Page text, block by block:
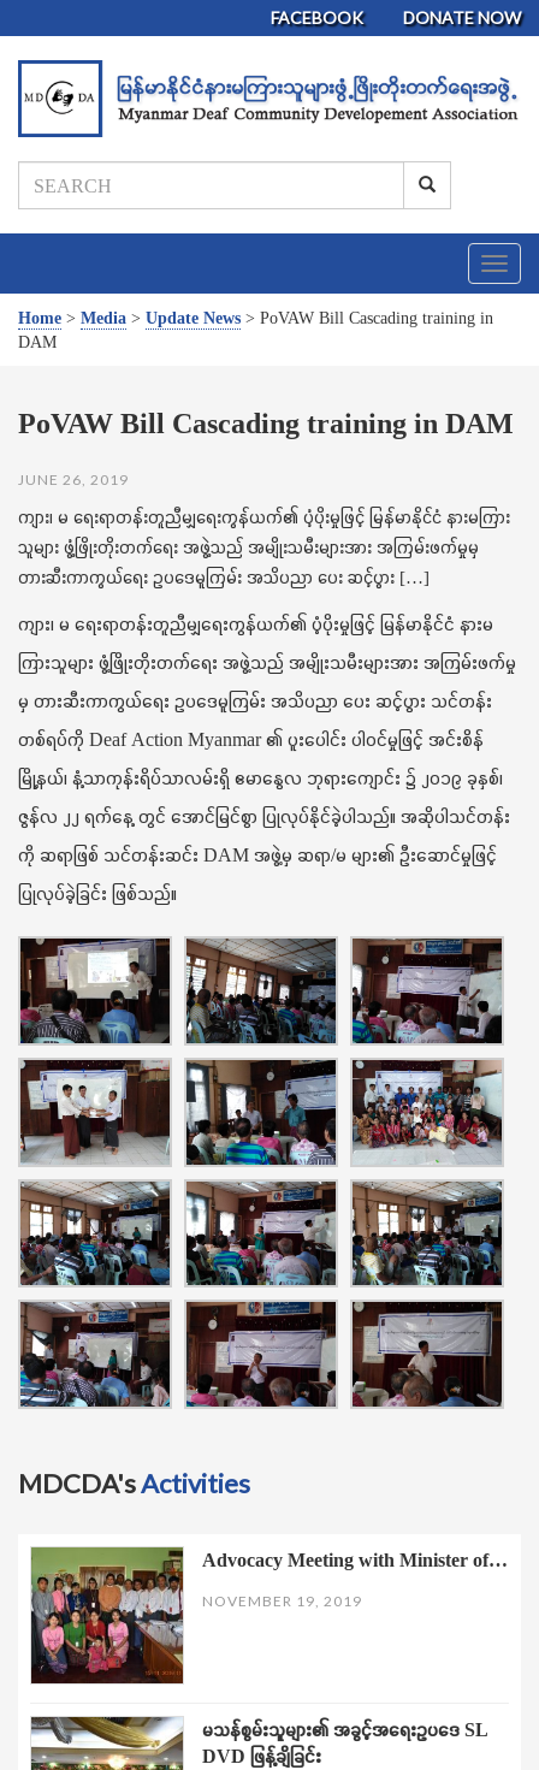
FACEBOOK DONATE NOW
T
o
n
a
g
a
Home > Media > Update News > PoVAW Bill Cascading training in
DAM
PoVAW Bill Cascading training in DAM
JUNE 26, 2019
ကျား၊ မ ရေးရာတန်းတူညီမျှရေးကွန်ယက်၏ ပံ့ပိုးမှုဖြင့် မြန်မာနိုင်ငံ နားမကြား
သူများ ဖွံ့ဖြိုးတိုးတက်ရေး အဖွဲ့သည် အမျိုးသမီးများအား အကြမ်းဖက်မှုမှ
တားဆီးကာကွယ်ရေး ဥပဒေမူကြမ်း အသိပညာ ပေး ဆင့်ပွား […]
ကျား၊ မ ရေးရာတန်းတူညီမျှရေးကွန်ယက်၏ ပံ့ပိုးမှုဖြင့် မြန်မာနိုင်ငံ နားမ
ကြားသူများ ဖွံ့ဖြိုးတိုးတက်ရေး အဖွဲ့သည် အမျိုးသမီးများအား အကြမ်းဖက်မှု
မှ တားဆီးကာကွယ်ရေး ဥပဒေမူကြမ်း အသိပညာ ပေး ဆင့်ပွား သင်တန်း
တစ်ရပ်ကို Deaf Action Myanmar ၏ ပူးပေါင်း ပါဝင်မှုဖြင့် အင်းစိန်
မြို့နယ်၊ နံ့သာကုန်းရိပ်သာလမ်းရှိ ဧမာနွေလ ဘုရားကျောင်း ၌ ၂၀၁၉ ခုနှစ်၊
ဇွန်လ ၂၂ ရက်နေ့ တွင် အောင်မြင်စွာ ပြုလုပ်နိုင်ခဲ့ပါသည်။ အဆိုပါသင်တန်း
ကို ဆရာဖြစ် သင်တန်းဆင်း DAM အဖွဲ့မှ ဆရာ/မ များ၏ ဦးဆောင်မှုဖြင့်
ပြုလုပ်ခဲ့ခြင်း ဖြစ်သည်။
MDCDA'sActivities
Advocacy Meeting with Minister of…
NOVEMBER 19, 2019
မသန်စွမ်းသူများ၏ အခွင့်အရေးဥပဒေ SL
DVD ဖြန့်ချိခြင်း